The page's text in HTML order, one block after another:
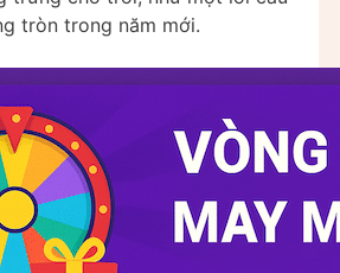
tròn trong năm mới.